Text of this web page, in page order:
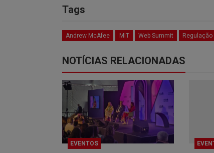
Tags
Andrew McAfee MIT Web Summit Regulação
NOTÍCIAS RELACIONADAS
EVENTOS